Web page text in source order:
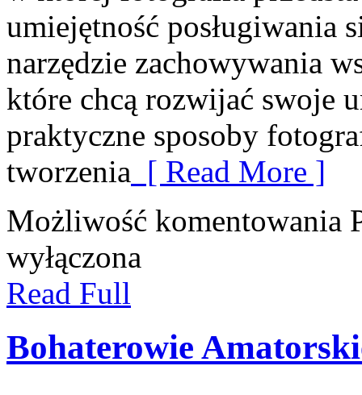
umiejętność posługiwania
narzędzie zachowywania
które chcą rozwijać swoje
praktyczne sposoby
tworzenia [ Read More ]
Możliwość komentowania
wyłączona
Read Full
Bohaterowie